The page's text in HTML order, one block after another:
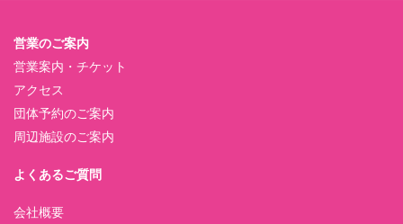
営業のご案内
営業案内・チケット
アクセス
団体予約のご案内
周辺施設のご案内
よくあるご質問
会社概要